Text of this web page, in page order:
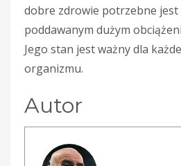
dobre zdrowie potrzebne
poddawanym dużym
Jego stan jest ważny dla
organizmu.
Autor